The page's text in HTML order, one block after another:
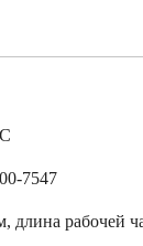
7547
длина рабочей